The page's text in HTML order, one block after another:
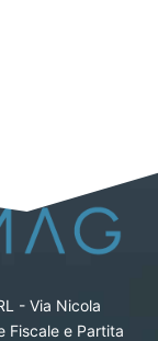
- Via Nicola
Fiscale e Partita